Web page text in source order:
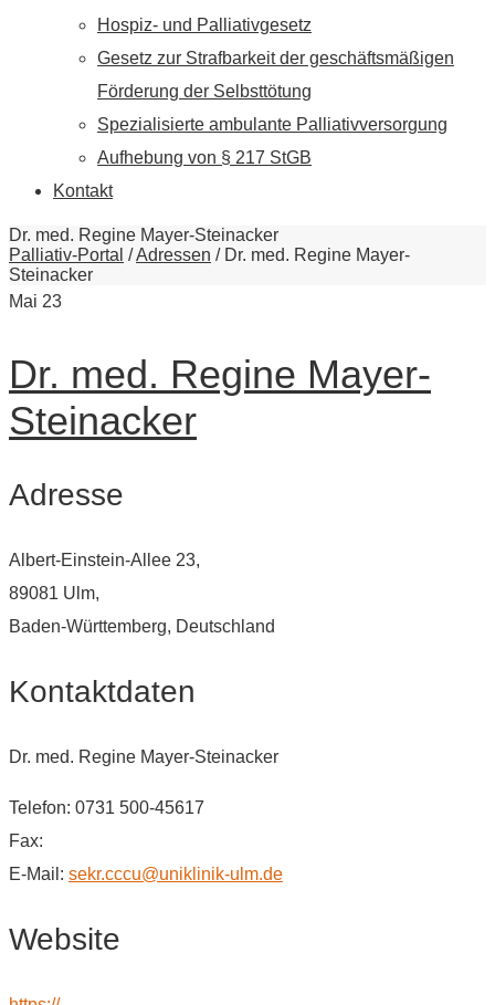
Hospiz- und Palliativgesetz
Gesetz zur Strafbarkeit der geschäftsmäßigen
Förderung der Selbsttötung
Spezialisierte ambulante Palliativversorgung
Aufhebung von § 217 StGB
Kontakt
Dr. med. Regine Mayer-Steinacker
Palliativ-Portal /Adressen / Dr. med. Regine Mayer-
Steinacker
Mai 23
Dr. med. Regine Mayer-
Steinacker
Adresse
Albert-Einstein-Allee 23,
89081 Ulm,
Baden-Württemberg, Deutschland
Kontaktdaten
Dr. med. Regine Mayer-Steinacker
Telefon: 0731 500-45617
Fax:
E-Mail: sekr.cccu@uniklinik-ulm.de
Website